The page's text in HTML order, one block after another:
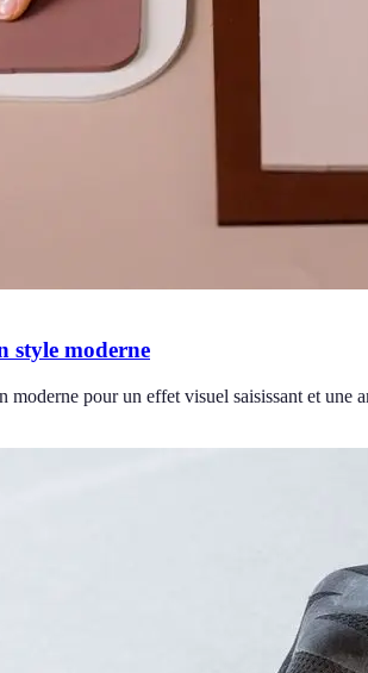
style moderne
pour un effet visuel saisissant et une